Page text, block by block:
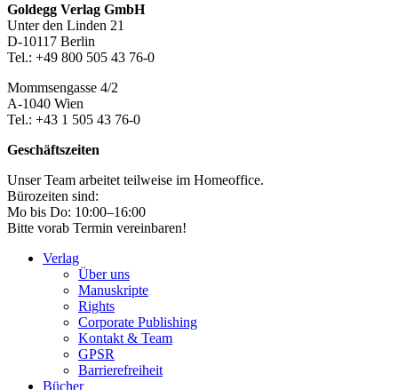
Footer-
Section
Goldegg Verlag GmbH
Unter den Linden 21
D-10117 Berlin
Tel.: +49 800 505 43 76-0
Mommsengasse 4/2
A-1040 Wien
Tel.: +43 1 505 43 76-0
Geschäftszeiten
Unser Team arbeitet teilweise im Homeoffice.
Bürozeiten sind:
Mo bis Do: 10:00–16:00
Bitte vorab Termin vereinbaren!
Verlag
Über uns
Manuskripte
Rights
Corporate Publishing
Kontakt & Team
GPSR
Barrierefreiheit
Bücher